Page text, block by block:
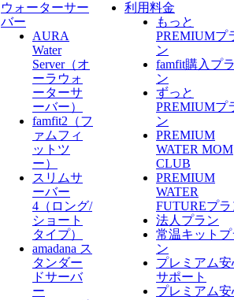
ウォーターサー
バー
AURA
Water
Server​（オ
ーラウォ
ーターサ
ーバー）
famfit2（フ
ァムフィ
ットツ
ー）
スリムサ
ーバー
4（ロング/
ショート
タイプ）
amadana ス
タンダー
ドサーバ
ー
利用料金
もっと
PREMIUMプ
ン
famfit購入プ
ン
ずっと
PREMIUMプ
ン
PREMIUM
WATER MOM
CLUB
PREMIUM
WATER
FUTUREプラ
法人プラン
常温キットプ
ン
プレミアム安
サポート
プレミアム安